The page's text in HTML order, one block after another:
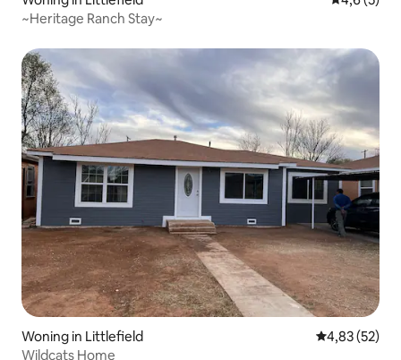
~Heritage Ranch Stay~
Woning in Littlefield Gemiddelde
4,83 (52)
Wildcats Home